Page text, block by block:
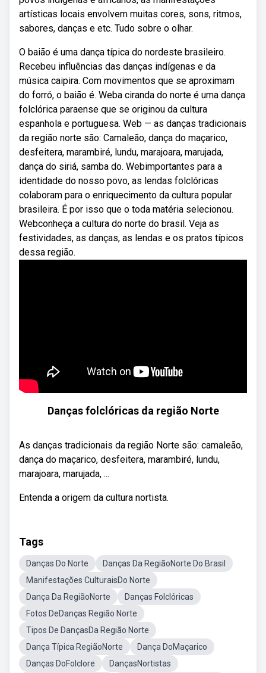
artísticas locais envolvem muitas cores, sons, ritmos,
sabores, danças e etc. Tudo sobre o olhar.
O baião é uma dança típica do nordeste brasileiro.
Recebeu influências das danças indígenas e da
música caipira. Com movimentos que se aproximam
do forró, o baião é. Weba ciranda do norte é uma dança
folclórica paraense que se originou da cultura
espanhola e portuguesa. Web — as danças tradicionais
da região norte são: Camaleão, dança do maçarico,
desfeitera, marambiré, lundu, marajoara, marujada,
dança do siriá, samba do. Webimportantes para a
identidade do nosso povo, as lendas folclóricas
colaboram para o enriquecimento da cultura popular
brasileira. É por isso que o toda matéria selecionou.
Webconheça a cultura do norte do brasil. Veja as
festividades, as danças, as lendas e os pratos típicos
dessa região.
Danças folclóricas da região Norte
As danças tradicionais da região Norte são: camaleão,
dança do maçarico, desfeitera, marambiré, lundu,
marajoara, marujada, ...
Entenda a origem da cultura nortista.
Tags
Danças Do Norte
Danças Da RegiãoNorte Do Brasil
Manifestações CulturaisDo Norte
Dança Da RegiãoNorte
Danças Folclóricas
Fotos DeDanças Região Norte
Tipos De DançasDa Região Norte
Dança Típica RegiãoNorte
Dança DoMaçarico
Danças DoFolclore
DançasNortistas